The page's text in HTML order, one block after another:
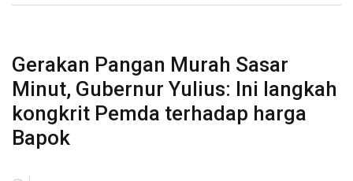
Gerakan Pangan Murah Sasar
Minut, Gubernur Yulius: Ini langkah
kongkrit Pemda terhadap harga
Bapok